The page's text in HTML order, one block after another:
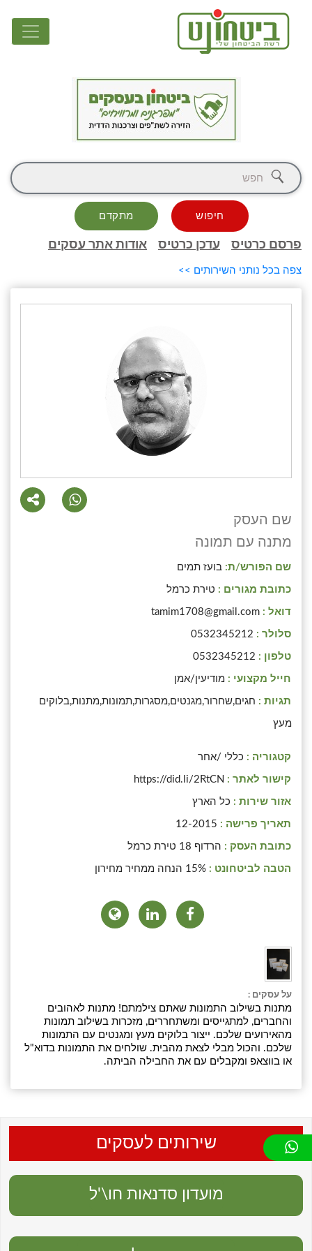
חיפוש מתקדם
פרסם כרטיס עדכן כרטיס אודות אתר עסקים
צפה בכל נותני השירותים >>
שם העסק
מתנה עם תמונה
שם הפורש/ת: בועז תמים
כתובת מגורים : טירת כרמל
דואל : tamim1708@gmail.com
סלולר : 0532345212
טלפון : 0532345212
חייל מקצועי : מודיעין/אמן
תגיות : חגים,שחרור,מגנטים,מסגרות,תמונות,מתנות,בלוקים
מעץ
קטגוריה : כללי /אחר
קישור לאתר : https://did.li/2RtCN
אזור שירות : כל הארץ
תאריך פרישה : 12-2015
כתובת העסק : הרדוף 18 טירת כרמל
הטבה לביטחונט : 15% הנחה ממחיר מחירון
על עסקים :
מתנות בשילוב התמונות שאתם צילמתם! מתנות לאהובים
והחברים, למתגייסים ומשתחררים, מזכרות בשילוב תמונות
מהאירועים שלכם. ייצור בלוקים מעץ ומגנטים עם התמונות
שלכם. והכול מבלי לצאת מהבית. שולחים את התמונות בדוא"ל
או בווצאפ ומקבלים עם את החבילה הביתה.
שירותים לעסקים
מועדון סדנאות חו\'ל